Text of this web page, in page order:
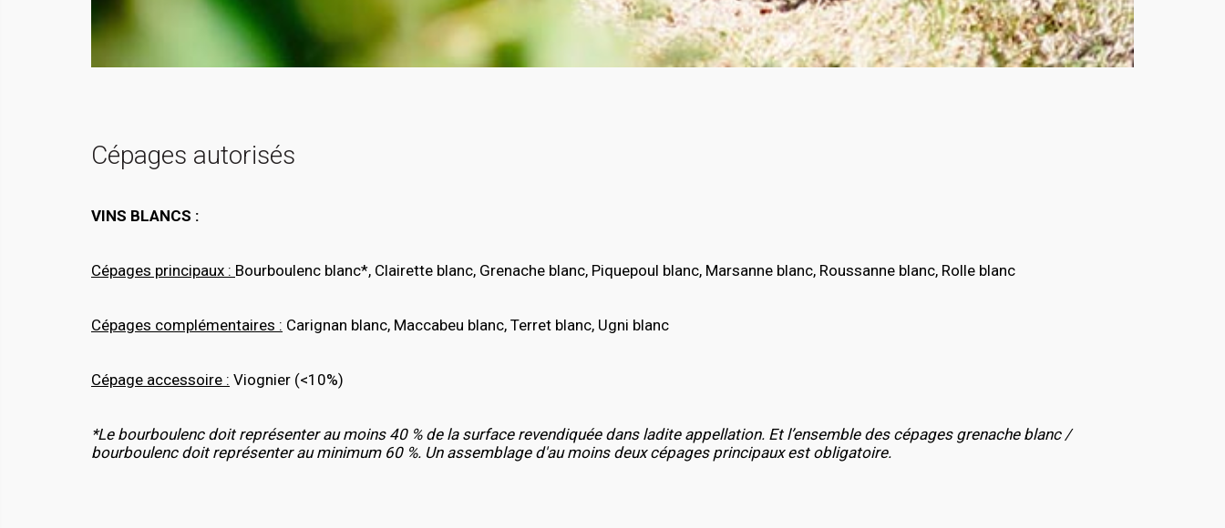
Cépages autorisés
VINS BLANCS :
Cépages principaux : Bourboulenc blanc*, Clairette blanc, Grenache blanc, Piquepoul blanc, Marsanne blanc, Roussanne blanc, Rolle blanc
Cépages complémentaires : Carignan blanc, Maccabeu blanc, Terret blanc, Ugni blanc
Cépage accessoire : Viognier (<10%)
*Le bourboulenc doit représenter au moins 40 % de la surface revendiquée dans ladite appellation. Et l’ensemble des cépages grenache blanc /
bourboulenc doit représenter au minimum 60 %. Un assemblage d'au moins deux cépages principaux est obligatoire.